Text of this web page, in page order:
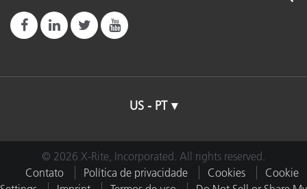
US - PT
© 2026 X-Rite, Incorporated. All rights reserved.
Contato
Política de privacidade Cookies
Cookie